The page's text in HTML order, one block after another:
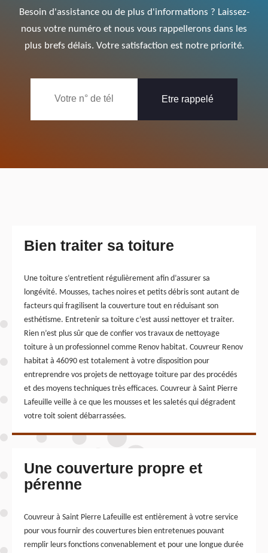
Besoin d'assistance ou de plus d'informations ? Laissez-
nous votre numéro et nous vous rappellerons dans les
plus brefs délais. Votre satisfaction est notre priorité.
Bien traiter sa toiture
Une toiture s’entretient régulièrement afin d’assurer sa
longévité. Mousses, taches noires et petits débris sont autant de
facteurs qui fragilisent la couverture tout en réduisant son
esthétisme. Entretenir sa toiture c’est aussi nettoyer et traiter.
Rien n’est plus sûr que de confier vos travaux de nettoyage
toiture à un professionnel comme Renov habitat. Couvreur Renov
habitat à 46090 est totalement à votre disposition pour
entreprendre vos projets de nettoyage toiture par des procédés
et des moyens techniques très efficaces. Couvreur à Saint Pierre
Lafeuille veille à ce que les mousses et les saletés qui dégradent
votre toit soient débarrassées.
Une couverture propre et
pérenne
Couvreur à Saint Pierre Lafeuille est entièrement à votre service
pour vous fournir des couvertures bien entretenues pouvant
remplir leurs fonctions convenablement et pour une longue durée